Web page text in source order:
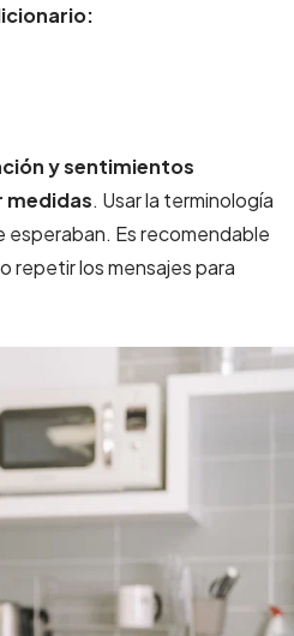
y sentimientos
medidas. Usar la terminología
esperaban. Es recomendable
repetir los mensajes para